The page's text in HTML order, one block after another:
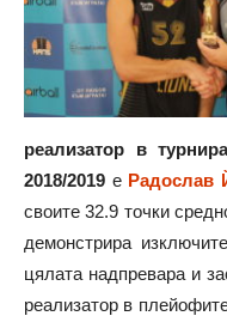
реализатор в
2018/2019 е Радослав
своите 32.9 точки
демонстрира
цялата надпревара и
реализатор в